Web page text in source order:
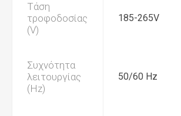
Τάση
τροφοδοσίας
(V)
185-265V
Συχνότητα
λειτουργίας
(Hz)
50/60 Hz